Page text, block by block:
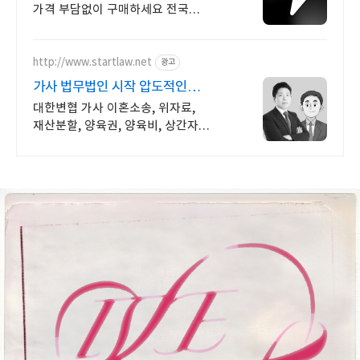
가격 부담없이 구매하세요 전국
http://www.startlaw.net 광고
가사 법무법인 시작 압도적인
이혼소송 승소사례
대한변협 가사 이혼소송, 위자료,
재산분할, 양육권, 양육비, 상간자